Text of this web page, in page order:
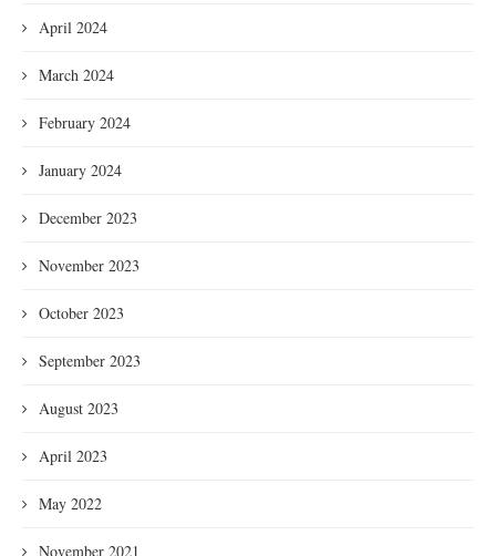
April 2024
March 2024
February 2024
January 2024
December 2023
November 2023
October 2023
September 2023
August 2023
April 2023
May 2022
November 2021